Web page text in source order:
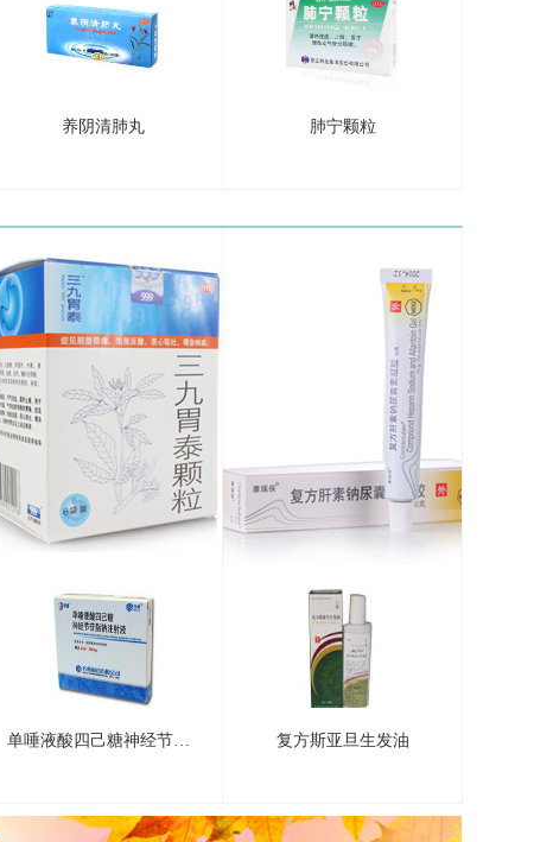
养阴清肺丸 肺宁颗粒
单唾液酸四己糖神经节苷脂钠注射液 复方斯亚旦生发油